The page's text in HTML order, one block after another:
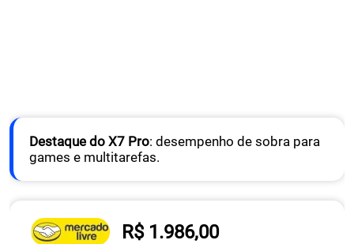
Destaque do X7 Pro: desempenho de sobra para
games e multitarefas.
R$ 1.986,00